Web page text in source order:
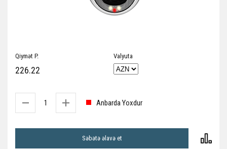
Qiymət P.
226.22
Valyuta
Anbarda Yoxdur
Səbətə əlavə et